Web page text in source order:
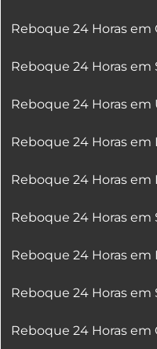
Reboque 24 Horas em
Reboque 24 Horas em
Reboque 24 Horas em
Reboque 24 Horas em
Reboque 24 Horas em
Reboque 24 Horas em
Reboque 24 Horas em
Reboque 24 Horas em
Reboque 24 Horas em